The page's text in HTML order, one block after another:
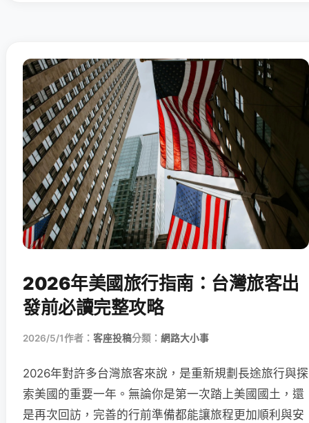
2026年美國旅行指南：台灣旅客出
發前必讀完整攻略
2026/5/1作者： 客座投稿分類： 網路大小事
2026年對許多台灣旅客來說，是重新規劃長途旅行與探
索美國的重要一年。無論你是第一次踏上美國國土，還
是再次回訪，完善的行前準備都能讓旅程更加順利與安